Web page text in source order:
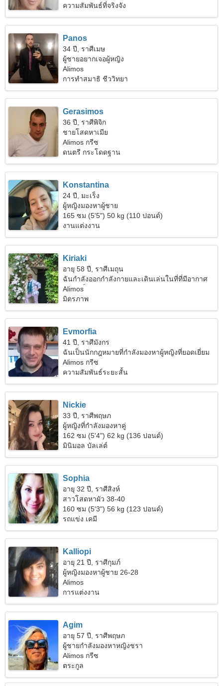
ความสัมพันธ์ที่จริงจัง
Panos
34 ปี, ราศีเมษ
ผู้ชายอยากเจอผู้หญิง
Alimos
การทำสมาธิ ชีววิทยา
Gerasimos
36 ปี, ราศีพิจิก
ชายโสดหาเมีย
Alimos กรีซ
ดนตรี กระโดดฐาน
Konstantina
24 ปี, มะเร็ง
ผู้หญิงมองหาผู้ชาย
165 ซม (5'5") 50 kg (110 ปอนด์)
งานแต่งงาน
Kiriaki
อายุ 58 ปี, ราศีเมถุน
ฉันกำลังออกกำลังกายและเดินเล่นในที่ที่มีอากาศ
บริสุทธิ์
Alimos
มิตรภาพ
Evmorfia
41 ปี, ราศีมังกร
ฉันเป็นนักกฎหมายที่กำลังมองหาผู้หญิงที่ยอดเยี่ยม
Alimos กรีซ
ความสัมพันธ์ระยะสั้น
Nickie
33 ปี, ราศีพฤษภ
ผู้หญิงที่กำลังมองหาคู่
162 ซม (5'4") 62 kg (136 ปอนด์)
มินิมอล บัลเล่ต์
Sophia
อายุ 32 ปี, ราศีสิงห์
สาวโสดหาผัว 38-40
160 ซม (5'3") 56 kg (123 ปอนด์)
รถแข่ง เคมี
Kalliopi
อายุ 21 ปี, ราศีกุมภ์
ผู้หญิงมองหาผู้ชาย 26-28
Alimos
การแต่งงาน
Agim
อายุ 57 ปี, ราศีพฤษภ
ผู้ชายกำลังมองหาหญิงชรา
Alimos กรีซ
ตระกูล